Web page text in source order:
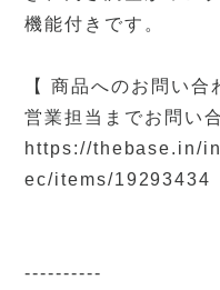
機能付きです。
【 商品へのお問い合
営業担当までお問い
https://thebase.in/
ec/items/19293434
----------